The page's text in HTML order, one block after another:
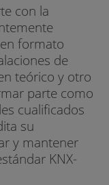
con la
formato
de
teórico y otro
parte como
cualificados
su
y mantener
KNX-